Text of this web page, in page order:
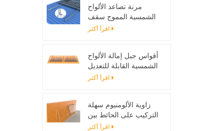
مرنة تصاعد الألواح
الشمسية المموج سقف
تصاعد بين قوسين
اقرأ أكثر
أقواس جبل إمالة الألواح
الشمسية القابلة للتعديل
مصممة لأنظمة الطاقة
اقرأ أكثر
زاوية الألومنيوم سهلة
التركيب على الحائط بين
قوسين للألواح الشمسية
اقرأ أكثر